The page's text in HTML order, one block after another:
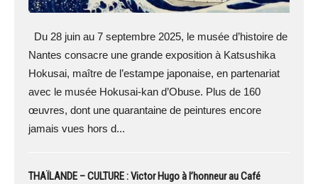
Du 28 juin au 7 septembre 2025, le musée d’histoire de
Nantes consacre une grande exposition à Katsushika
Hokusai, maître de l’estampe japonaise, en partenariat
avec le musée Hokusai-kan d’Obuse. Plus de 160
œuvres, dont une quarantaine de peintures encore
jamais vues hors d...
THAÏLANDE – CULTURE : Victor Hugo à l’honneur au Café